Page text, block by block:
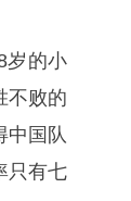
岁的小
不败的
中国队
只有七